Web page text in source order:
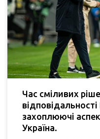
Час сміливих
захоплюючі
Україна.